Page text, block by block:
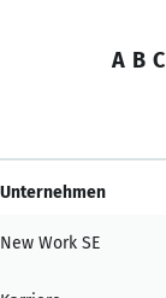
A B C
Unternehmen
New Work SE